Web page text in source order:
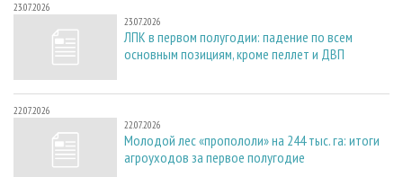
23.07.2026
23.07.2026
ЛПК в первом полугодии: падение по всем
основным позициям, кроме пеллет и ДВП
22.07.2026
22.07.2026
Молодой лес «пропололи» на 244 тыс. га: итоги
агроуходов за первое полугодие